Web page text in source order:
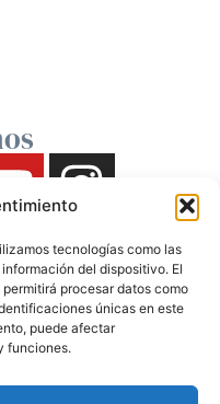
tecnologías como las
del dispositivo. El
procesar datos como
únicas en este
puede afectar
funciones.